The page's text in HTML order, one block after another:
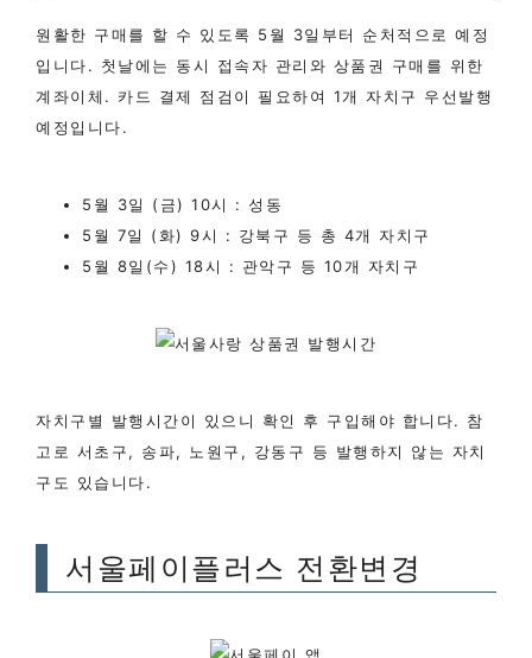
원활한 구매를 할 수 있도록 5월 3일부터 순처적으로 예정
입니다. 첫날에는 동시 접속자 관리와 상품권 구매를 위한
계좌이체. 카드 결제 점검이 필요하여 1개 자치구 우선발행
예정입니다.
​5월 3일 (금) 10시 : 성동
5월 7일 (화) 9시 : 강북구 등 총 4개 자치구
5월 8일(수) 18시 : 관악구 등 10개 자치구
자치구별 발행시간이 있으니 확인 후 구입해야 합니다. 참
고로 서초구, 송파, 노원구, 강동구 등 발행하지 않는 자치
구도 있습니다.​
서울페이플러스 전환변경